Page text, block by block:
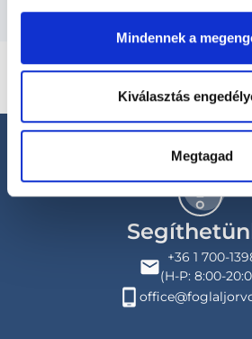
Mindennek a
Kiválasztás
Megtagad
+36 1 700-
(H-P: 8:00-